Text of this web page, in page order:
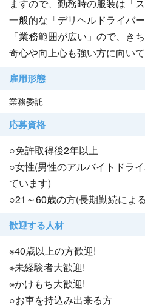
ますので、勤務時の服装は「ス
一般的な「デリヘルドライバ
「業務範囲が広い」ので、き
奇心や向上心も強い方に向いて
雇用形態
業務委託
応募資格
○免許取得後2年以上
○女性(男性のアルバイトドラ
ています)
○21～60歳の方(長期勤続によ
歓迎する人材
※40歳以上の方歓迎!
※未経験者大歓迎!
※かけもち大歓迎!
○お車を持込み出来る方